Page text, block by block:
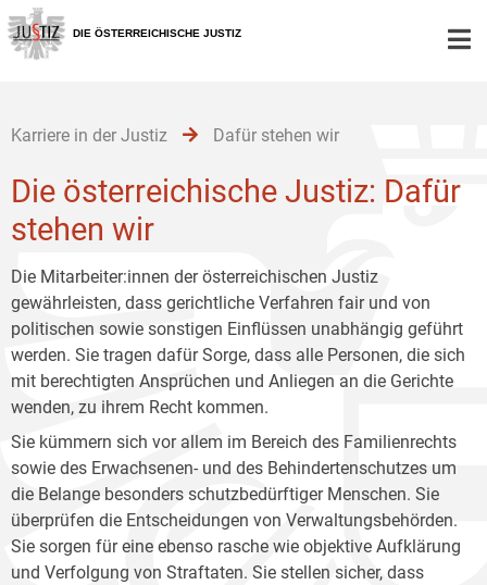
Zur
Hauptnavigation
[1]
Zum
Inhalt
[2]
Zum
Untermenü
[3]
DIE ÖSTERREICHISCHE JUSTIZ
Karriere in der Justiz Dafür stehen wir
Die österreichische Justiz: Dafür
stehen wir
Die Mitarbeiter:innen der österreichischen Justiz
gewährleisten, dass gerichtliche Verfahren fair und von
politischen sowie sonstigen Einflüssen unabhängig geführt
werden. Sie tragen dafür Sorge, dass alle Personen, die sich
mit berechtigten Ansprüchen und Anliegen an die Gerichte
wenden, zu ihrem Recht kommen.
Sie kümmern sich vor allem im Bereich des Familienrechts
sowie des Erwachsenen- und des Behindertenschutzes um
die Belange besonders schutzbedürftiger Menschen. Sie
überprüfen die Entscheidungen von Verwaltungsbehörden.
Sie sorgen für eine ebenso rasche wie objektive Aufklärung
und Verfolgung von Straftaten. Sie stellen sicher, dass